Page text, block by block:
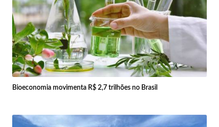
Bioeconomia movimenta R$ 2,7 trilhões no Brasil